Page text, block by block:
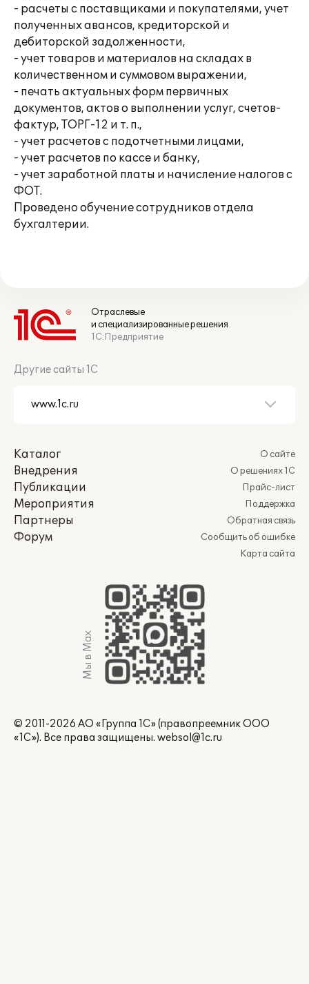
- расчеты с поставщиками и покупателями, учет
полученных авансов, кредиторской и
дебиторской задолженности,
- учет товаров и материалов на складах в
количественном и суммовом выражении,
- печать актуальных форм первичных
документов, актов о выполнении услуг, счетов-
фактур, ТОРГ-12 и т. п.,
- учет расчетов с подотчетными лицами,
- учет расчетов по кассе и банку,
- учет заработной платы и начисление налогов с
ФОТ.
Проведено обучение сотрудников отдела
бухгалтерии.
Отраслевые
и специализированные решения
1С:Предприятие
Другие сайты 1С
Каталог
Внедрения
Публикации
Мероприятия
Партнеры
Форум
О сайте
О решениях 1С
Прайс-лист
Поддержка
Обратная связь
Сообщить об ошибке
Карта сайта
Мы в Max
© 2011-2026 АО «Группа 1С» (правопреемник ООО
«1С»). Все права защищены. websol@1c.ru